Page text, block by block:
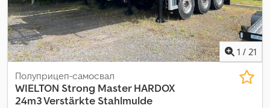
1 / 21
Полуприцеп-самосвал
WIELTON Strong Master HARDOX
24m3 Verstärkte Stahlmulde